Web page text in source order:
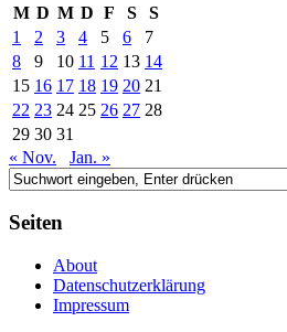
M D M D F S
S
1
2 3 4 5 6
7
8
9 10 11 12 13 14
15 16 17 18 19 20 21
22 23 24 25 26 27 28
29 30 31
« Nov.
Jan. »
Seiten
About
Datenschutzerklärung
Impressum